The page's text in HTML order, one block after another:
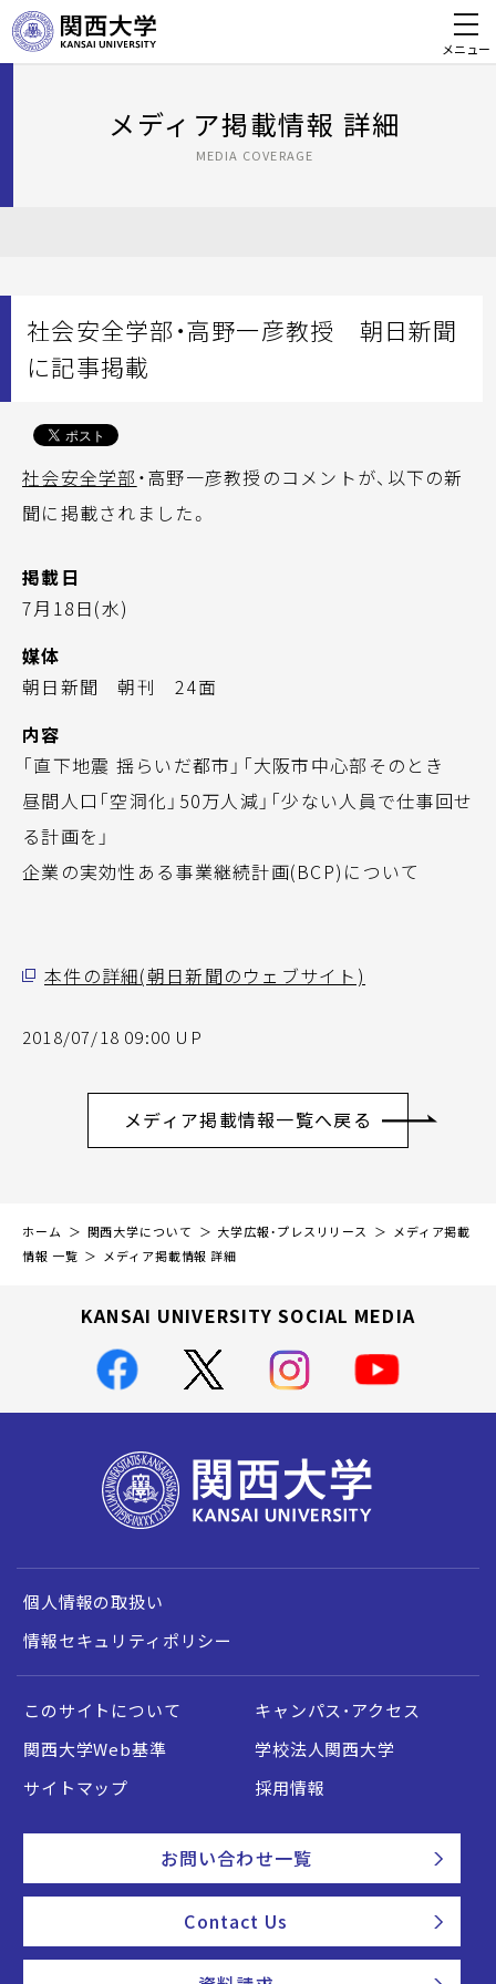
メニュー
メディア掲載情報 詳細
MEDIA COVERAGE
社会安全学部・高野一彦教授 朝日新聞
に記事掲載
社会安全学部 ・高野一彦教授のコメントが、以下の新
聞に掲載されました。
掲載日
7月18日(水)
媒体
朝日新聞 朝刊 24面
内容
「直下地震 揺らいだ都市」「大阪市中心部そのとき
昼間人口「空洞化」50万人減」「少ない人員で仕事回せ
る計画を」
企業の実効性ある事業継続計画(BCP)について
本件の詳細(朝日新聞のウェブサイト)
2018/07/18 09:00 UP
メディア掲載情報一覧へ戻る
ホーム 関西大学について 大学広報・プレスリリース
メディア掲載
情報 一覧
メディア掲載情報 詳細
KANSAI UNIVERSITY SOCIAL MEDIA
個人情報の取扱い
情報セキュリティポリシー
このサイトについて
キャンパス・アクセス
関西大学Web基準
学校法人関西大学
サイトマップ
採用情報
お問い合わせ一覧
Contact Us